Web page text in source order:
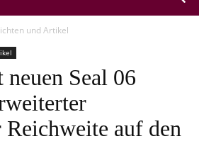
und Artikel
Seal 06
auf den